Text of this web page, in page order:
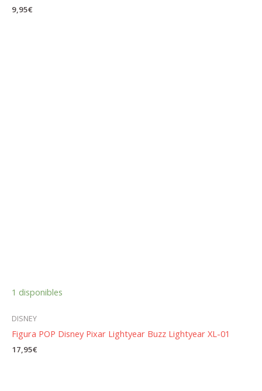
9,95€
1 disponibles
DISNEY
Figura POP Disney Pixar Lightyear Buzz Lightyear XL-01
17,95€